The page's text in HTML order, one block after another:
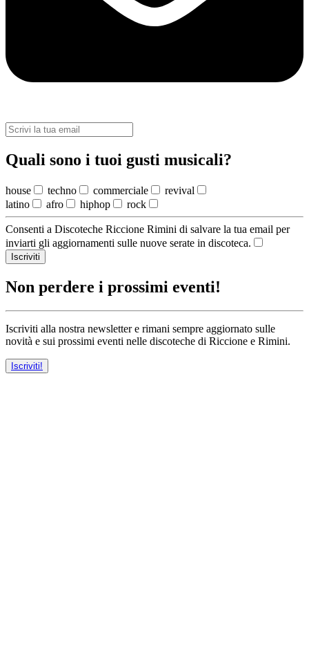
Quali sono i tuoi gusti musicali?
house techno commerciale
revival
latino
afro hiphop rock
Consenti a Discoteche Riccione Rimini di salvare la tua email per
inviarti gli aggiornamenti sulle nuove serate in discoteca.
Iscriviti
Non perdere i prossimi eventi!
Iscriviti alla nostra newsletter e rimani sempre aggiornato sulle
novità e sui prossimi eventi nelle discoteche di Riccione e Rimini.
Iscriviti!